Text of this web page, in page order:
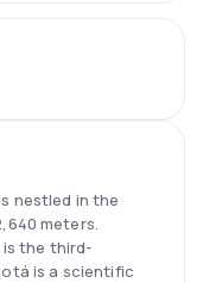
nestled in the
meters.
is the third-
is a scientific